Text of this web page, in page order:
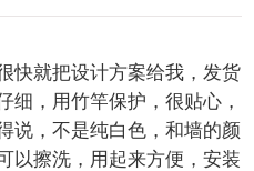
快就把设计方案给我，发货
细，用竹竿保护，很贴心，
说，不是纯白色，和墙的颜
以擦洗，用起来方便，安装